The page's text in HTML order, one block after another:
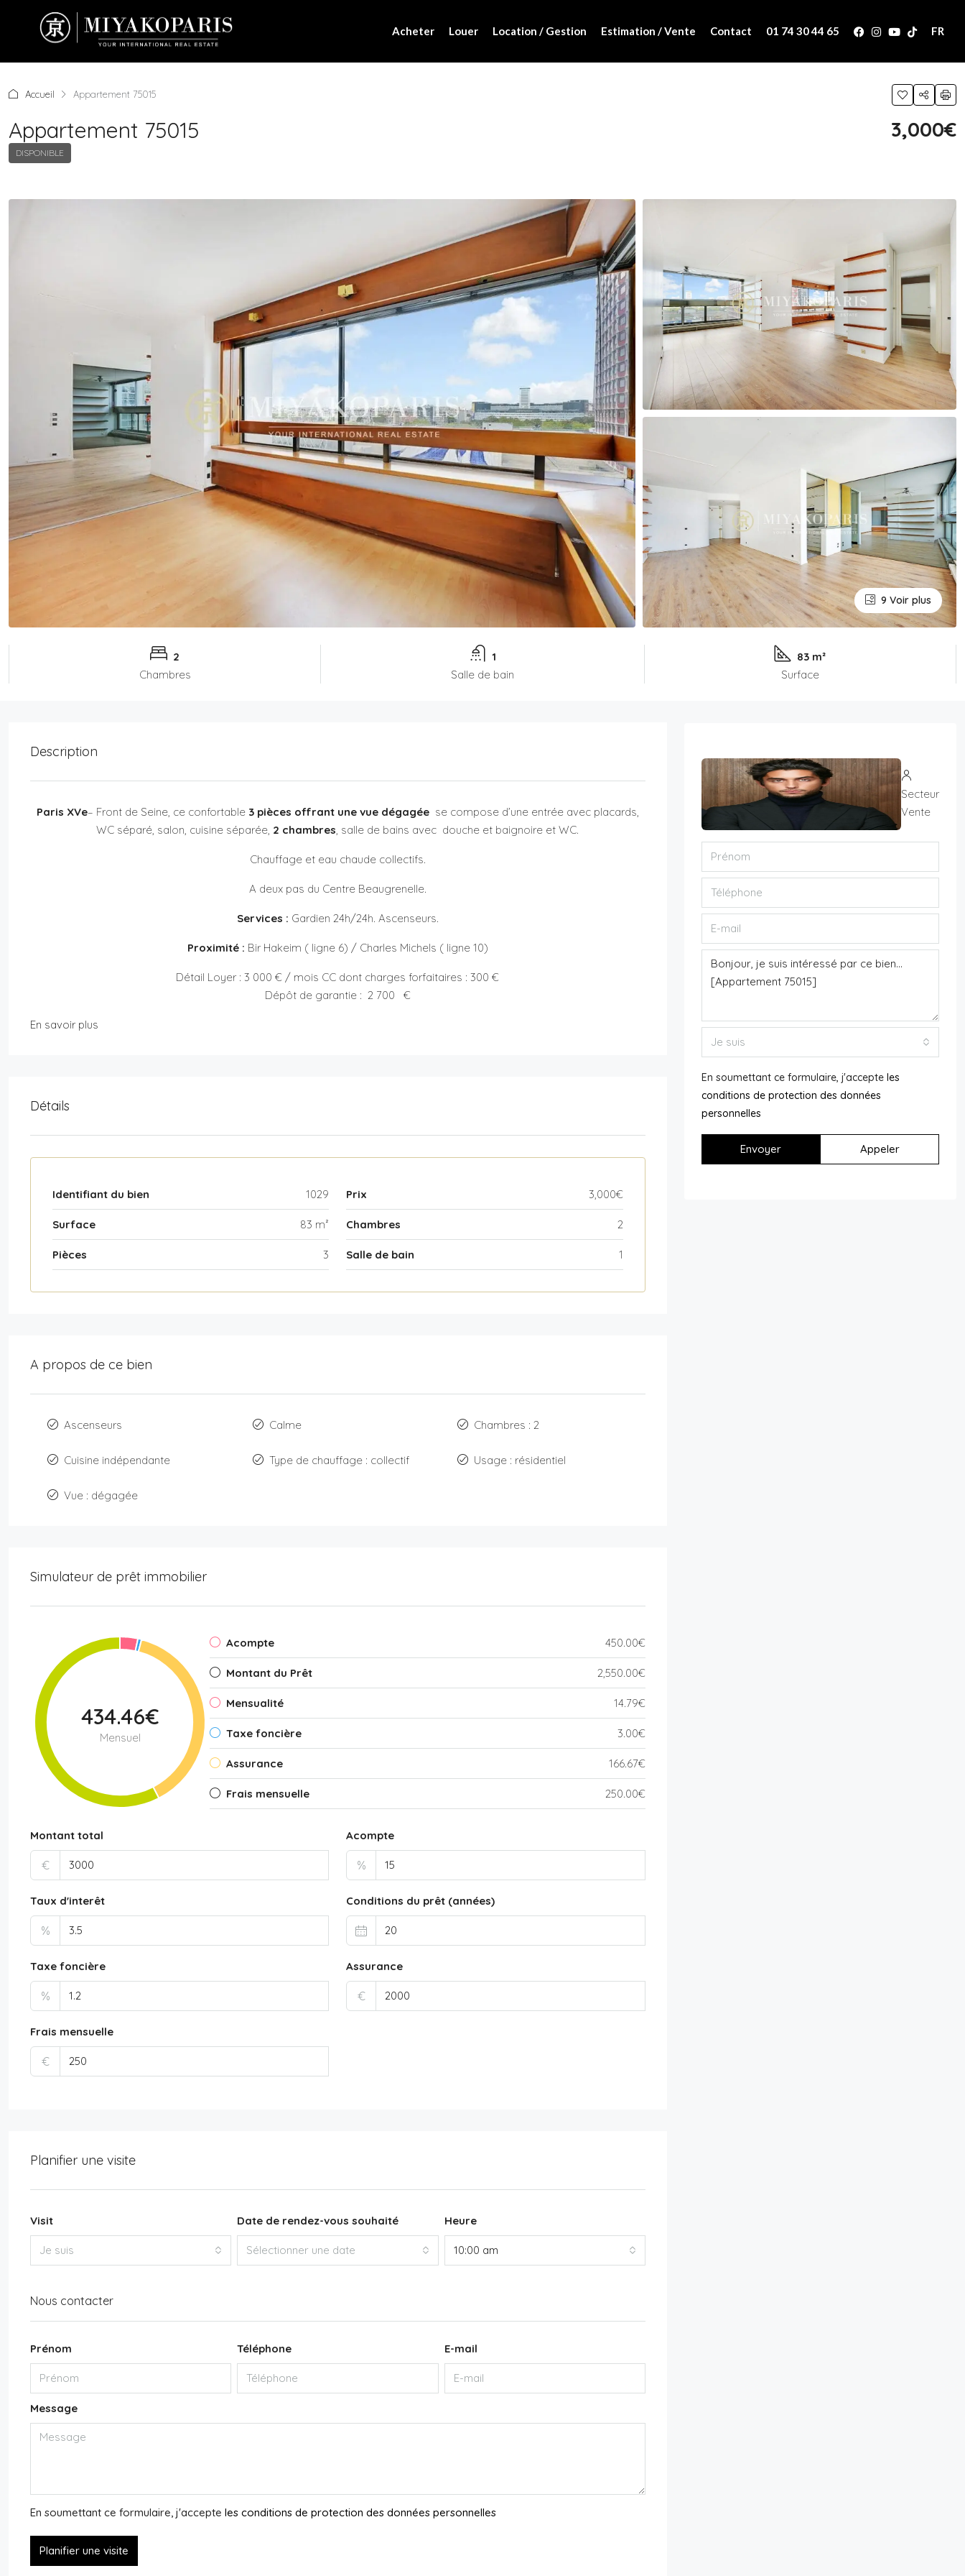
Acheter Louer Location / Gestion Estimation / Vente Contact 01 74 30 44 65 FR
Accueil Appartement 75015
Appartement 75015
DISPONIBLE
3,000€
9 Voir plus
2
Chambres
1
Salle de bain
83 m²
Surface
Description
Paris XVe– Front de Seine, ce confortable 3 pièces offrant une vue dégagée se compose d’une entrée avec placards,
WC séparé, salon, cuisine séparée, 2 chambres , salle de bains avec douche et baignoire et WC.
Chauffage et eau chaude collectifs.
A deux pas du Centre Beaugrenelle.
Services : Gardien 24h/24h. Ascenseurs.
Proximité : Bir Hakeim ( ligne 6) / Charles Michels ( ligne 10)
Détail Loyer : 3 000 € / mois CC dont charges forfaitaires : 300 €
Dépôt de garantie : 2 700 €
En savoir plus
Détails
Identifiant du bien 1029 Prix 3,000€
Surface 83 m² Chambres 2
Pièces 3 Salle de bain 1
A propos de ce bien
Ascenseurs Calme Chambres : 2
Cuisine indépendante Type de chauffage : collectif Usage : résidentiel
Vue : dégagée
Simulateur de prêt immobilier
434.46€
Mensuel
Acompte 450.00€
Montant du Prêt 2,550.00€
Mensualité 14.79€
Taxe foncière 3.00€
Assurance 166.67€
Frais mensuelle 250.00€
Montant total
€
Acompte
%
Taux d'interêt
%
Conditions du prêt (années)
Taxe foncière
%
Assurance
€
Frais mensuelle
€
Planifier une visite
Visit
Je suis
Date de rendez-vous souhaité
Sélectionner une date
Heure
10:00 am
Nous contacter
Prénom Téléphone E-mail
Message
En soumettant ce formulaire, j'accepte les conditions de protection des données personnelles
Planifier une visite
Secteur
Vente
Je suis
En soumettant ce formulaire, j'accepte les
conditions de protection des données
personnelles
Envoyer Appeler